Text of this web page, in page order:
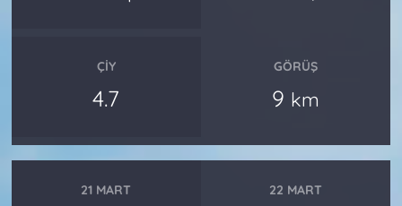
ÇIY
4.7
GÖRÜŞ
9 km
21 MART 22 MART